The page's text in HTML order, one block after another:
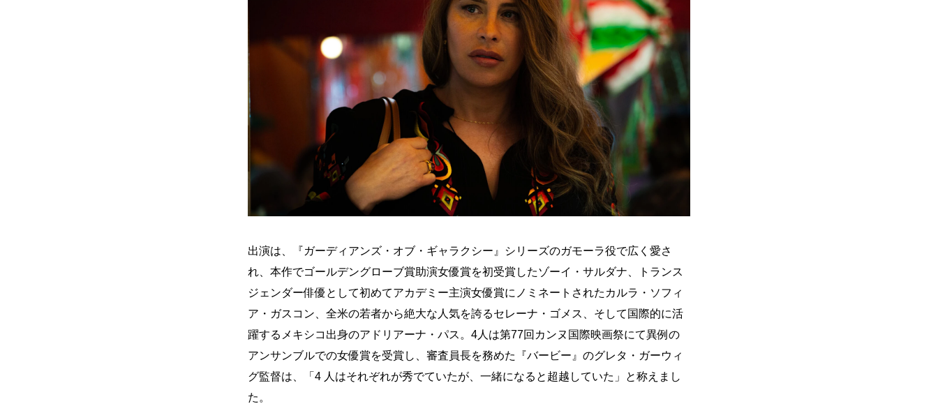
出演は、『ガーディアンズ・オブ・ギャラクシー』シリーズのガモーラ役で広く愛さ
れ、本作でゴールデングローブ賞助演女優賞を初受賞したゾーイ・サルダナ、トランス
ジェンダー俳優として初めてアカデミー主演女優賞にノミネートされたカルラ・ソフィ
ア・ガスコン、全米の若者から絶大な人気を誇るセレーナ・ゴメス、そして国際的に活
躍するメキシコ出身のアドリアーナ・パス。4人は第77回カンヌ国際映画祭にて異例の
アンサンブルでの女優賞を受賞し、審査員長を務めた『バービー』のグレタ・ガーウィ
グ監督は、「4 人はそれぞれが秀でていたが、一緒になると超越していた」と称えまし
た。